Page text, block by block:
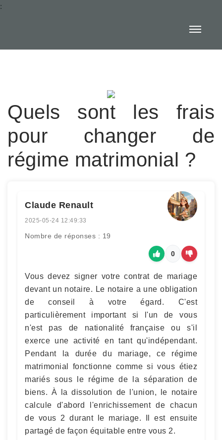
:
Quels sont les frais
pour changer de
régime matrimonial ?
Claude Renault
2025-05-24 12:49:33
Nombre de réponses : 19
0
Vous devez signer votre contrat de mariage
devant un notaire. Le notaire a une obligation
de conseil à votre égard. C'est
particulièrement important si l'un de vous
n'est pas de nationalité française ou s'il
exerce une activité en tant qu'indépendant.
Pendant la durée du mariage, ce régime
matrimonial fonctionne comme si vous étiez
mariés sous le régime de la séparation de
biens. À la dissolution de l'union, le notaire
calcule d'abord l'enrichissement de chacun
de vous 2 durant le mariage. Il est ensuite
partagé de façon équitable entre vous 2.